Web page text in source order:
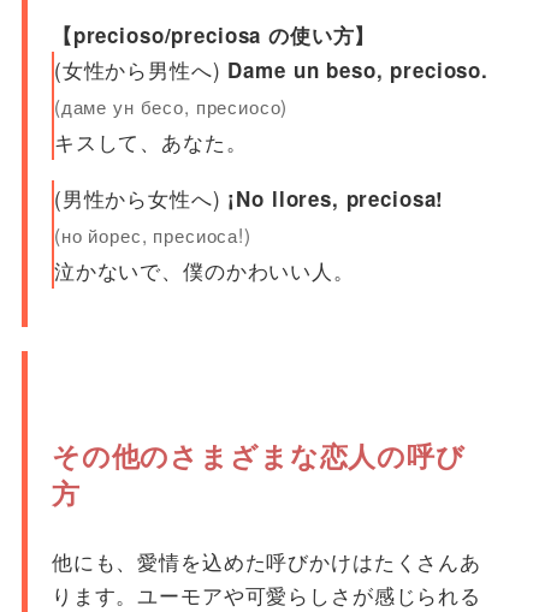
【precioso/preciosa の使い方】
(女性から男性へ) Dame un beso, precioso.
(даме ун бесо, пресиосо)
キスして、あなた。
(男性から女性へ) ¡No llores, preciosa!
(но йорес, пресиоса!)
泣かないで、僕のかわいい人。
その他のさまざまな恋人の呼び
方
他にも、愛情を込めた呼びかけはたくさんあ
ります。ユーモアや可愛らしさが感じられる